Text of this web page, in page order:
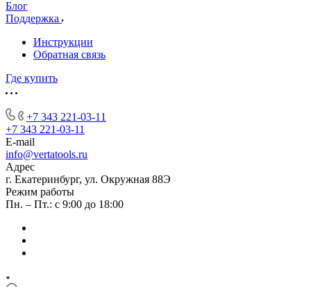
Блог
Поддержка
Инструкции
Обратная связь
Где купить
+7 343 221-03-11
+7 343 221-03-11
E-mail
info@vertatools.ru
Адрес
г. Екатеринбург, ул. Окружная 88Э
Режим работы
Пн. – Пт.: с 9:00 до 18:00